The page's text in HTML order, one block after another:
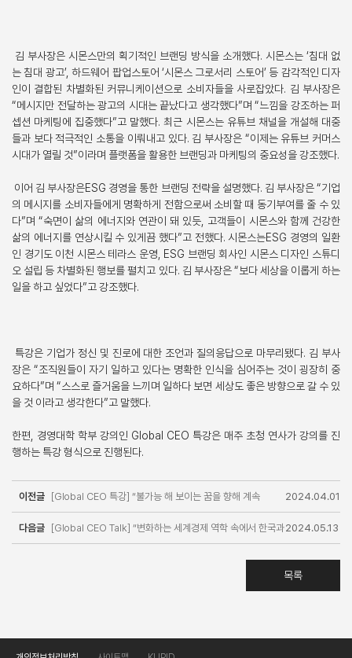
김 부사장은 시몬스만의 획기적인 브랜딩 방식을 소개했다. 시몬스는 ‘침대 없
는 침대 광고’, 하드웨어 팝업스토어 ‘시몬스 그로서리 스토어’ 등 감각적인 디자
인이 결합된 차별화된 커뮤니케이션으로 소비자들을 사로잡았다. 김 부사장은
“메시지만 전달하는 광고의 시대는 끝났다고 생각했다”며 “느낌을 강조하는 퍼
셉션 마케팅에 집중했다”고 말했다. 최근 시몬스는 유튜브 채널을 개설해 대중
들과 보다 적극적인 소통을 이뤄내고 있다. 김 부사장은 “이제는 유튜브 커머스
시대가 열릴 것”이라며 플랫폼을 활용한 브랜딩과 마케팅의 중요성을 강조했다.
이어 김 부사장은ESG 경영을 통한 브랜딩 전략을 설명했다. 김 부사장은 “기업
의 메시지를 소비자들에게 명확하게 전함으로써 소비할 때 동기부여를 줄 수 있
다”며 “숙면이 삶의 에너지와 연관이 돼 있듯, 고객들이 시몬스와 함께 건강한
삶의 에너지를 연상시킬 수 있게끔 했다”고 전했다. 시몬스는ESG 경영의 일환
인 경기도 이천 시몬스 테라스 운영, ESG 브랜딩 회사인 시몬스 디자인 스튜디
오 설립 등 차별화된 행보를 펼치고 있다. 김 부사장은 “보다 세상을 이롭게 하는
일을 하고 싶었다”고 강조했다.
특강은 기업가 정신 및 진로에 대한 조언과 질의응답으로 마무리됐다. 김 부사
장은 “조직원들이 자기 일하고 있다는 명확한 인식을 심어주는 것이 굉장히 중
요하다”며 “스스로 즐거움을 느끼며 일하다 보면 세상도 좋은 방향으로 갈 수 있
을 것 이라고 생각한다”고 말했다.
한편, 경영대학 학부 강의인 Global CEO 특강은 매주 초청 연사가 강의를 진
행하는 특강 형식으로 진행된다.
이전글 [Global CEO 특강] “불가능 해 보이는 꿈을 향해 계속
도전하라”… 인팩코리아 이승현 대표
2024.04.01
다음글 [Global CEO Talk] “변화하는 세계경제 역학 속에서 한국과
EU는 협력해야”…Maria Castillo Fernandez 주한유럽대사
2024.05.13
목록